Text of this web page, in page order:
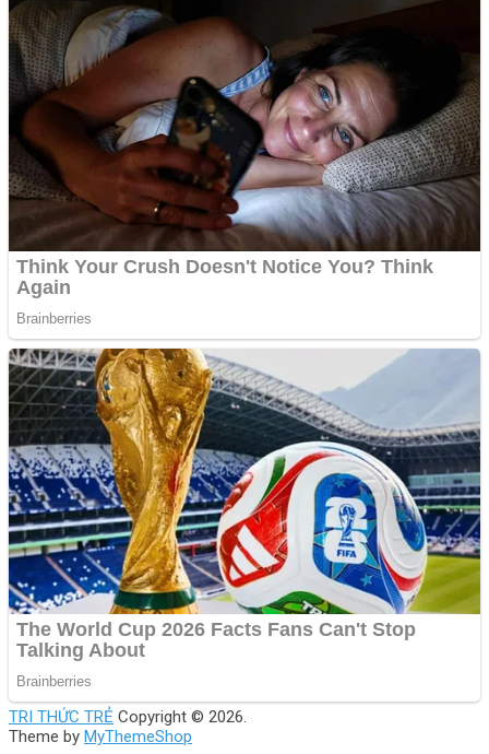
TRI THỨC TRẺ Copyright © 2026.
Theme by MyThemeShop